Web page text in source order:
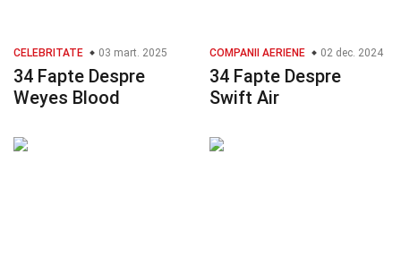
CELEBRITATE 03 mart. 2025
34 Fapte Despre
Weyes Blood
COMPANII AERIENE 02 dec. 2024
34 Fapte Despre
Swift Air